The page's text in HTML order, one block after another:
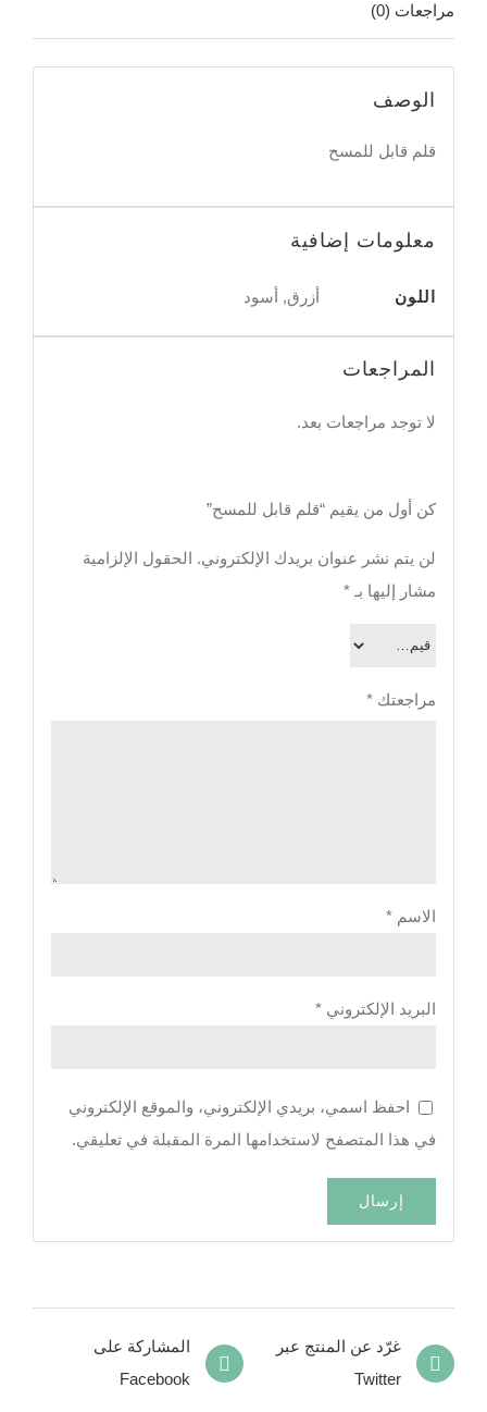
مراجعات (0)
الوصف
قلم قابل للمسح
معلومات إضافية
اللون أزرق, أسود
المراجعات
لا توجد مراجعات بعد.
كن أول من يقيم “قلم قابل للمسح”
لن يتم نشر عنوان بريدك الإلكتروني. الحقول الإلزامية
مشار إليها بـ *
مراجعتك *
الاسم *
البريد الإلكتروني *
احفظ اسمي، بريدي الإلكتروني، والموقع الإلكتروني
في هذا المتصفح لاستخدامها المرة المقبلة في تعليقي.
المشاركة على
Facebook
غرّد عن المنتج عبر
Twitter